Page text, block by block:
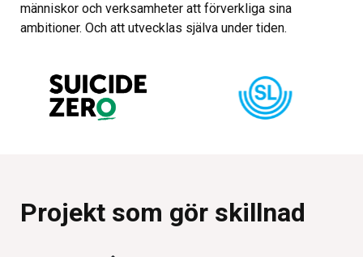
människor och verksamheter att förverkliga sina
ambitioner. Och att utvecklas själva under tiden.
Projekt som gör skillnad